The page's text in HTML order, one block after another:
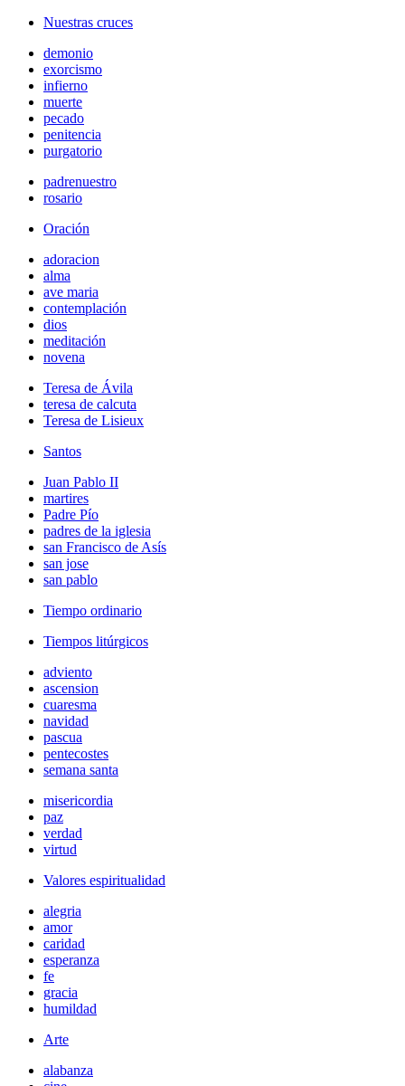
Nuestras cruces
demonio
exorcismo
infierno
muerte
pecado
penitencia
purgatorio
padrenuestro
rosario
Oración
adoracion
alma
ave maria
contemplación
dios
meditación
novena
Teresa de Ávila
teresa de calcuta
Teresa de Lisieux
Santos
Juan Pablo II
martires
Padre Pío
padres de la iglesia
san Francisco de Asís
san jose
san pablo
Tiempo ordinario
Tiempos litúrgicos
adviento
ascension
cuaresma
navidad
pascua
pentecostes
semana santa
misericordia
paz
verdad
virtud
Valores espiritualidad
alegria
amor
caridad
esperanza
fe
gracia
humildad
Arte
alabanza